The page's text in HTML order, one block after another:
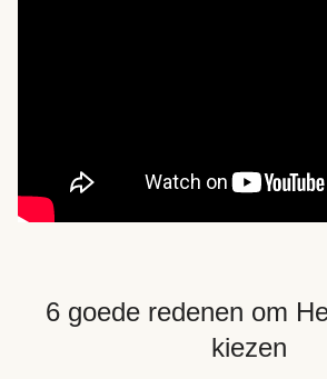
6 goede redenen om
kiezen